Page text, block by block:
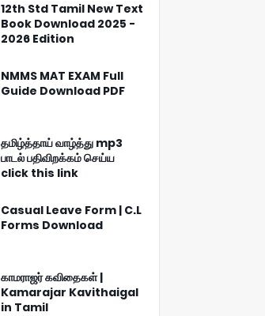
12th Std Tamil New Text
Book Download 2025 -
2026 Edition
NMMS MAT EXAM Full
Guide Download PDF
தமிழ்த்தாய் வாழ்த்து mp3
பாடல் பதிவிறக்கம் செய்ய
click this link
Casual Leave Form | C.L
Forms Download
காமராஜர் கவிதைகள் |
Kamarajar Kavithaigal
in Tamil